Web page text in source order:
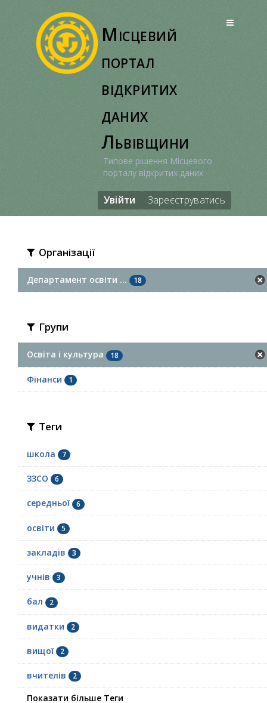
Місцевий
портал
відкритих
даних
Львівщини
Типове рішення Місцевого
порталу відкритих даних
Увійти Зареєструватись
Організації
Департамент освіти ... 18
Групи
Освіта і культура 18
Фінанси 1
Теги
школа 7
ЗЗСО 6
середньої 6
освіти 5
закладів 3
учнів 3
бал 2
видатки 2
вищої 2
вчителів 2
Показати більше Теги